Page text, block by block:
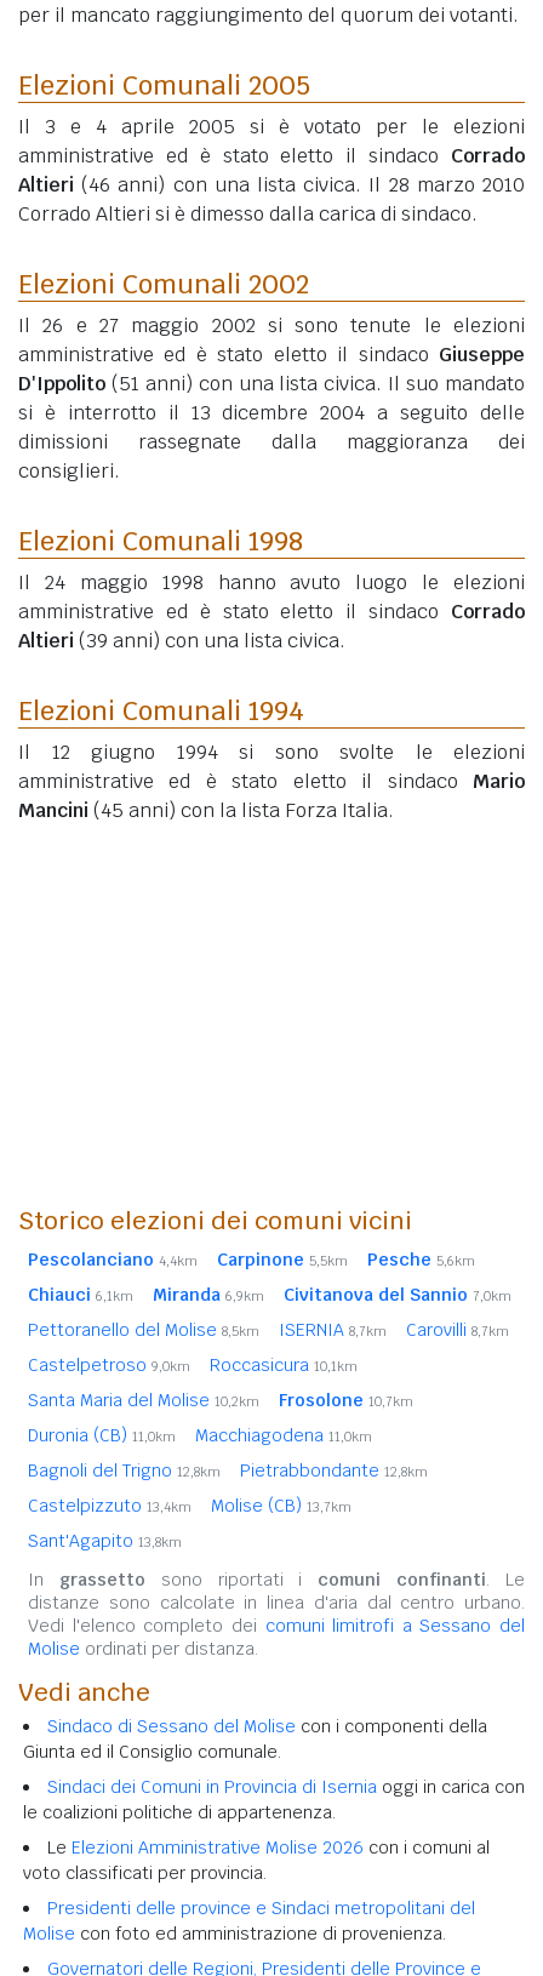
per il mancato raggiungimento del quorum dei votanti.
Elezioni Comunali 2005
Il 3 e 4 aprile 2005 si è votato per le elezioni
amministrative ed è stato eletto il sindaco Corrado
Altieri (46 anni) con una lista civica. Il 28 marzo 2010
Corrado Altieri si è dimesso dalla carica di sindaco.
Elezioni Comunali 2002
Il 26 e 27 maggio 2002 si sono tenute le elezioni
amministrative ed è stato eletto il sindaco Giuseppe
D'Ippolito (51 anni) con una lista civica. Il suo mandato
si è interrotto il 13 dicembre 2004 a seguito delle
dimissioni rassegnate dalla maggioranza dei
consiglieri.
Elezioni Comunali 1998
Il 24 maggio 1998 hanno avuto luogo le elezioni
amministrative ed è stato eletto il sindaco Corrado
Altieri (39 anni) con una lista civica.
Elezioni Comunali 1994
Il 12 giugno 1994 si sono svolte le elezioni
amministrative ed è stato eletto il sindaco Mario
Mancini (45 anni) con la lista Forza Italia.
Storico elezioni dei comuni vicini
Pescolanciano 4,4km Carpinone 5,5km Pesche 5,6km
Chiauci 6,1km Miranda 6,9km Civitanova del Sannio 7,0km
Pettoranello del Molise 8,5km ISERNIA 8,7km Carovilli 8,7km
Castelpetroso 9,0km Roccasicura 10,1km
Santa Maria del Molise 10,2km Frosolone 10,7km
Duronia (CB) 11,0km Macchiagodena 11,0km
Bagnoli del Trigno 12,8km Pietrabbondante 12,8km
Castelpizzuto 13,4km Molise (CB) 13,7km
Sant'Agapito 13,8km
In grassetto sono riportati i comuni confinanti. Le
distanze sono calcolate in linea d'aria dal centro urbano.
Vedi l'elenco completo dei comuni limitrofi a Sessano del
Molise ordinati per distanza.
Vedi anche
Sindaco di Sessano del Molise con i componenti della
Giunta ed il Consiglio comunale.
Sindaci dei Comuni in Provincia di Isernia oggi in carica con
le coalizioni politiche di appartenenza.
Le Elezioni Amministrative Molise 2026 con i comuni al
voto classificati per provincia.
Presidenti delle province e Sindaci metropolitani del
Molise con foto ed amministrazione di provenienza.
Governatori delle Regioni, Presidenti delle Province e